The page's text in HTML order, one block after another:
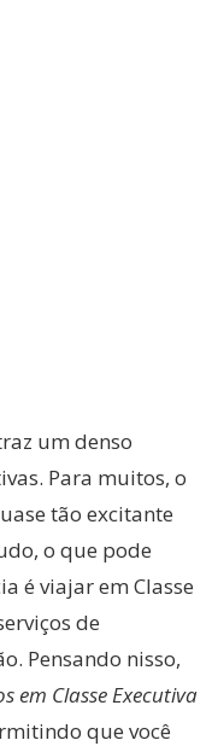
um denso
Para muitos, o
tão excitante
o que pode
é viajar em Classe
de
Pensando nisso,
em Classe Executiva
que você